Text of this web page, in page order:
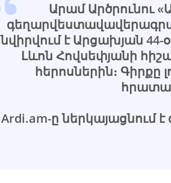
Արամ Արծրունու
նվիրվում է Արցախյան
Լևոն Հովսեփյանի
հերոսներին։ Գիրքը
Ardi.am-ը ներկայացնում